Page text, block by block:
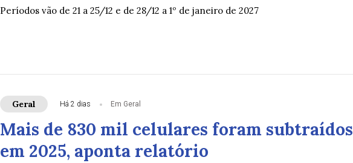
Períodos vão de 21 a 25/12 e de 28/12 a 1º de janeiro de 2027
Geral Há 2 dias Em Geral
Mais de 830 mil celulares foram subtraídos
em 2025, aponta relatório